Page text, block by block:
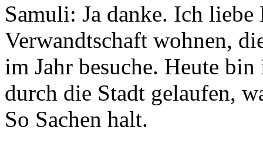
Samuli: Ja danke. Ich
Verwandtschaft wohnen,
im Jahr besuche. Heute
durch die Stadt gelaufen,
So Sachen halt.